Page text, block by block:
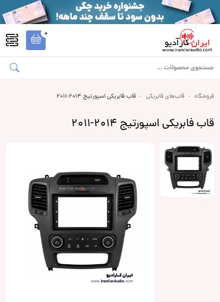
0
فروشگاه قاب‌های فابریکی قاب فابریکی اسپورتیج 2014-2011
قاب فابریکی اسپورتیج 2014-2011